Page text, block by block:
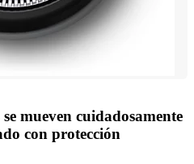
mueven cuidadosamente
con protección